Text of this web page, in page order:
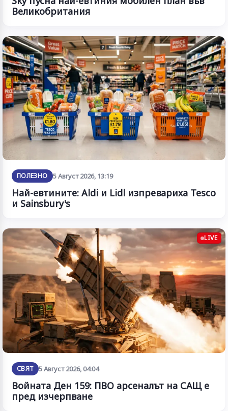
Великобритания
ПОЛЕЗНО 5 Август 2026, 13:19
Най-евтините: Aldi и Lidl изпревариха Tesco
и Sainsbury's
LIVE
СВЯТ 5 Август 2026, 04:04
Войната Ден 159: ПВО арсеналът на САЩ е
пред изчерпване